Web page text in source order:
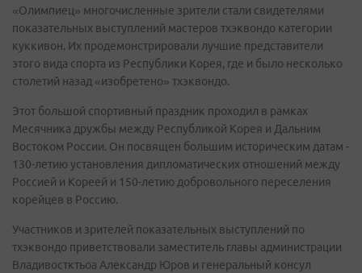
«Олимпиец» многочисленные зрители стали свидетелями
показательных выступлений мастеров тхэквондо категории
куккивон. Их продемонстрировали лучшие представители
этого вида спорта из Республики Корея, где и было несколько
столетий назад «изобретено» тхэквондо.
Этот большой спортивный праздник проходил в рамках
Месячника дружбы между Республикой Корея и Дальним
Востоком России. Он посвящен большим историческим датам -
130-летию установления дипломатических отношений между
Россией и Кореей и 150-летию добровольного переселения
корейцев в Россию.
Участников и зрителей показательных выступлений по
тхэквондо приветствовали заместитель главы администрации
Владивостктьоа Александр Юров и генеральный консул